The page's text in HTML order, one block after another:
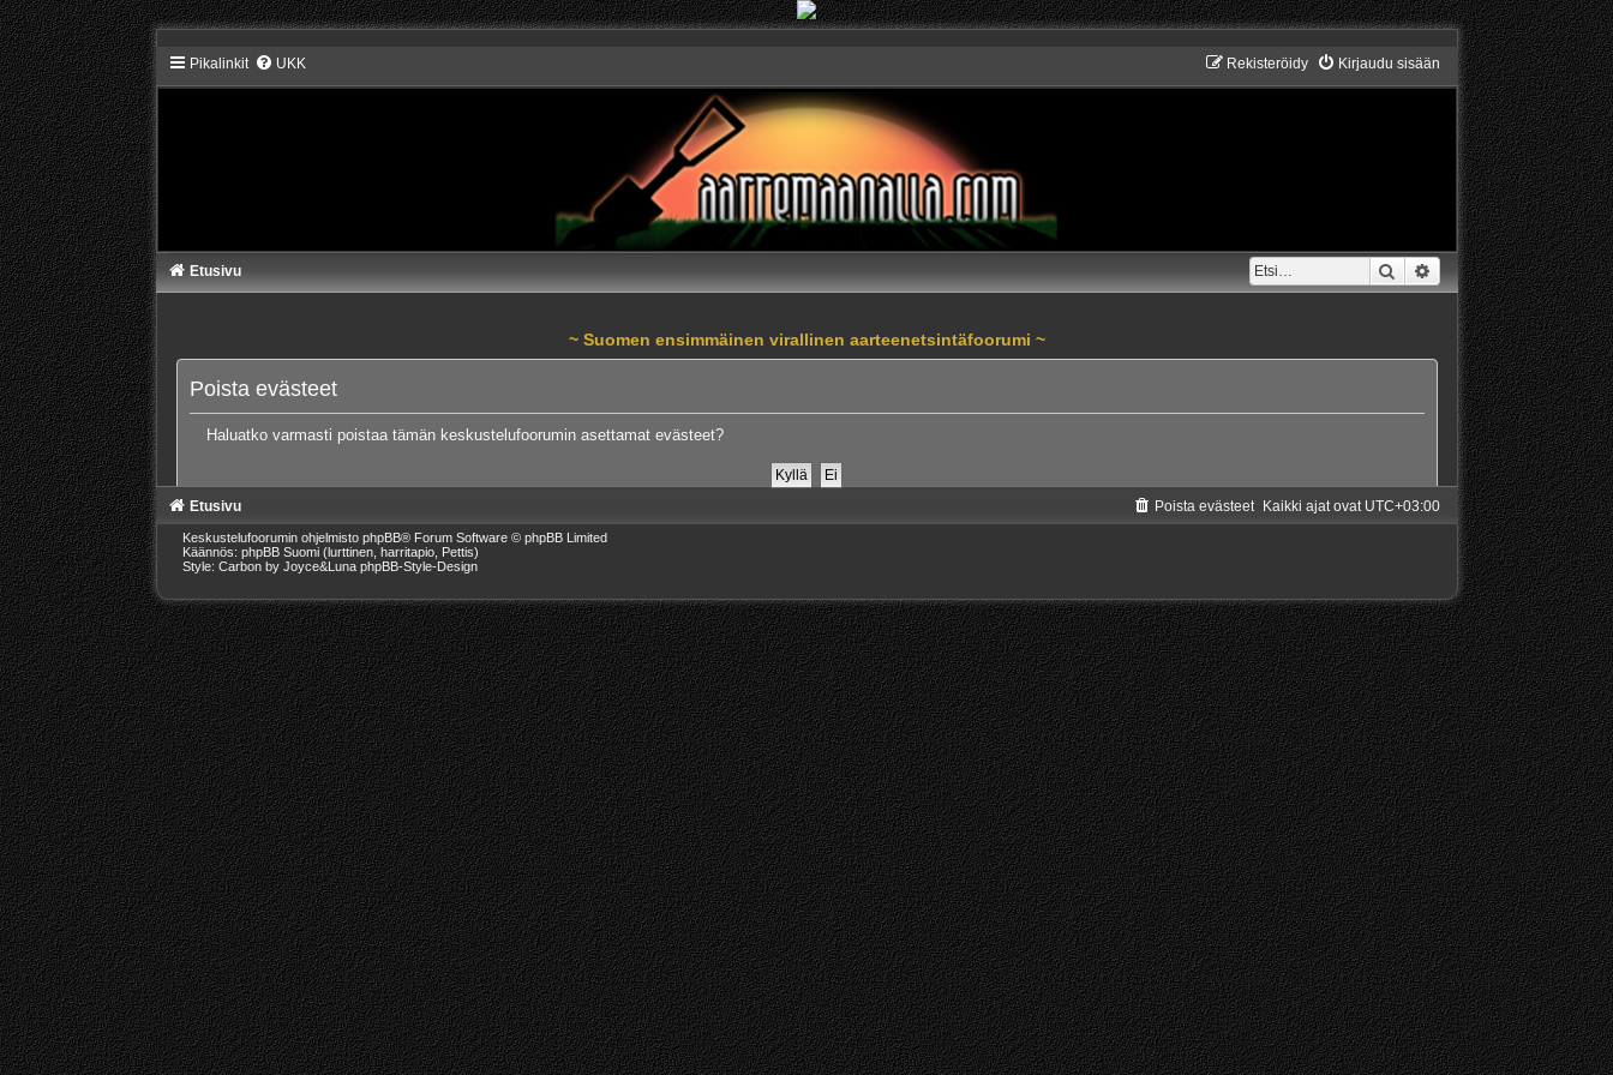
Pikalinkit UKK Kirjaudu sisään
Rekisteröidy
Etsi Tarkennettu haku
Etusivu
~ Suomen ensimmäinen virallinen aarteenetsintäfoorumi ~
Poista evästeet
Haluatko varmasti poistaa tämän keskustelufoorumin asettamat evästeet?
Etusivu Kaikki ajat ovat UTC+03:00
Poista evästeet
Keskustelufoorumin ohjelmisto phpBB® Forum Software © phpBB Limited
Käännös: phpBB Suomi (lurttinen, harritapio, Pettis)
Style: Carbon by Joyce&Luna phpBB-Style-Design